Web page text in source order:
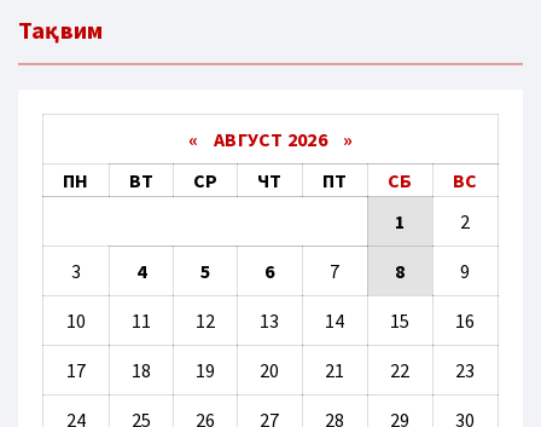
Тақвим
« АВГУСТ 2026 »
ПН
ВТ СР ЧТ ПТ СБ
ВС
1
2
3 4 5 6 7 8 9
10 11 12 13 14 15 16
17 18 19 20 21 22 23
24 25 26 27 28 29 30